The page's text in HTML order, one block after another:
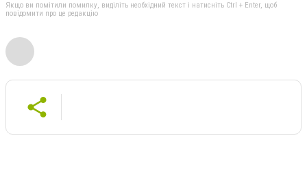
Якщо ви помітили помилку, виділіть необхідний текст і натисніть Ctrl + Enter, щоб
повідомити про це редакцію